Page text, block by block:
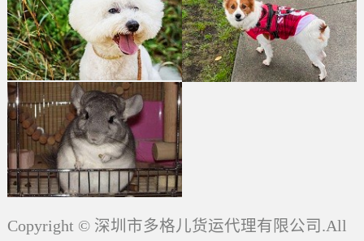
Copyright © 深圳市多格儿货运代理有限公司.All